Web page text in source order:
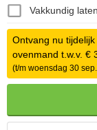
Vakkundig
Ontvang nu
ovenmand t.w.v. €
(t/m woensdag 30